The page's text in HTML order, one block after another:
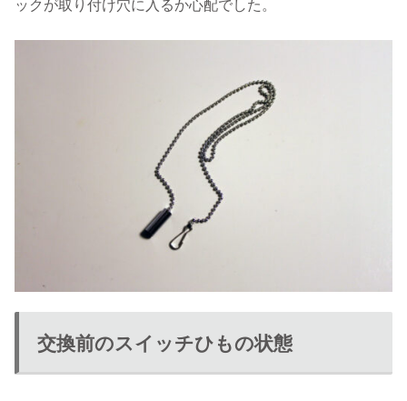
ックが取り付け穴に入るか心配でした。
交換前のスイッチひもの状態